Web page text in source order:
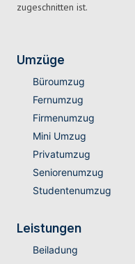
zugeschnitten ist.
Umzüge
Büroumzug
Fernumzug
Firmenumzug
Mini Umzug
Privatumzug
Seniorenumzug
Studentenumzug
Leistungen
Beiladung